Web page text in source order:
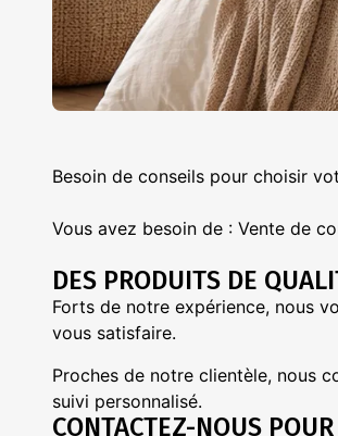
Besoin de conseils pour choisir
Vous avez besoin de : Vente de
DES PRODUITS DE
Forts de notre expérience, nous
vous satisfaire.
Proches de notre clientèle, nous
suivi personnalisé.
CONTACTEZ-NOUS